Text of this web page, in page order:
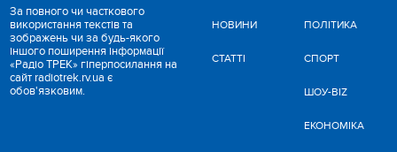
За повного чи часткового
використання текстів та
зображень чи за будь-якого
іншого поширення інформації
«Радіо ТРЕК» гіперпосилання на
сайт radiotrek.rv.ua є
обов'язковим.
НОВИНИ
СТАТТІ
ПОЛІТИКА
СПОРТ
ШОУ-BIZ
ЕКОНОМІКА